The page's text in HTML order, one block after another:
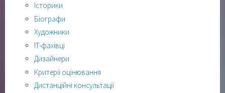
Історики
Біографи
Художники
ІТ-фахівці
Дизайнери
Критерії оцінювання
Дистанційні консультації